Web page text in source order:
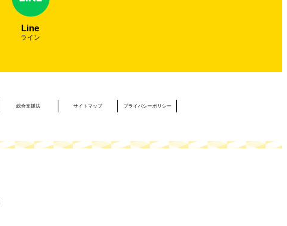
Line
ライン
総合支援法 サイトマップ プライバシーポリシー